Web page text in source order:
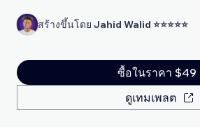
สร้างขึ้นโดย Jahid Walid ⭐⭐⭐⭐⭐
ซื้อในราคา $49
ดูเทมเพลต